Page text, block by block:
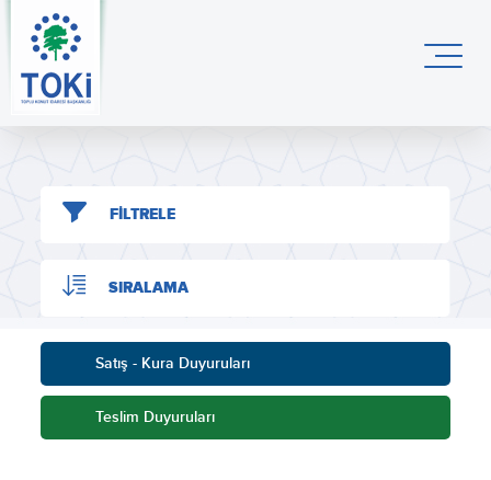
FİLTRELE
SIRALAMA
Satış - Kura Duyuruları
Teslim Duyuruları